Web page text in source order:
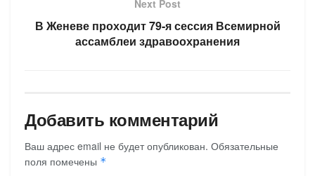
Next Post
В Женеве проходит 79-я сессия Всемирной
ассамблеи здравоохранения
Добавить комментарий
Ваш адрес email не будет опубликован. Обязательные
поля помечены *